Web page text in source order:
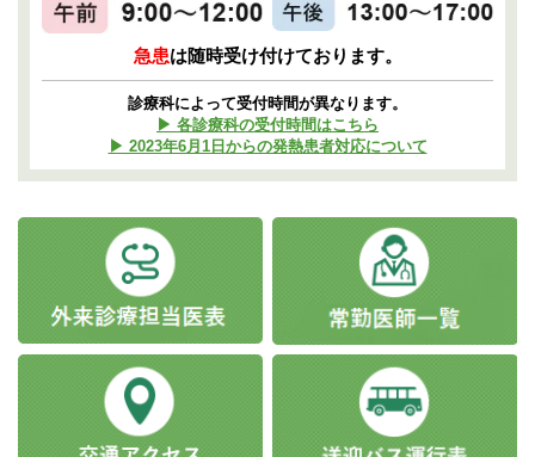
急患は随時受け付けております。
診療科によって受付時間が異なります。
▶ 各診療科の受付時間はこちら
▶ 2023年6月1日からの発熱患者対応について